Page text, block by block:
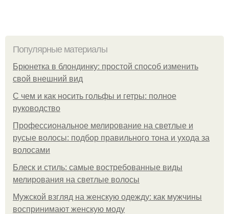
Популярные материалы
Брюнетка в блондинку: простой способ изменить
свой внешний вид
С чем и как носить гольфы и гетры: полное
руководство
Профессиональное мелирование на светлые и
русые волосы: подбор правильного тона и ухода за
волосами
Блеск и стиль: самые востребованные виды
мелирования на светлые волосы
Мужской взгляд на женскую одежду: как мужчины
воспринимают женскую моду